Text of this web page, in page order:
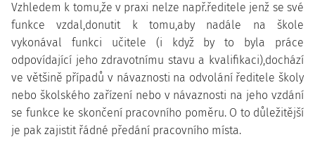
Vzhledem k tomu,že v praxi nelze např.ředitele jenž se své
funkce vzdal,donutit k tomu,aby nadále na škole
vykonával funkci učitele (i když by to byla práce
odpovídající jeho zdravotnímu stavu a kvalifikaci),dochází
ve většině případů v návaznosti na odvolání ředitele školy
nebo školského zařízení nebo v návaznosti na jeho vzdání
se funkce ke skončení pracovního poměru. O to důležitější
je pak zajistit řádné předání pracovního místa.